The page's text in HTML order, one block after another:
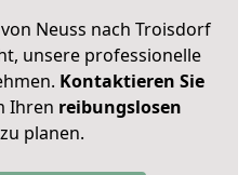
Neuss nach Troisdorf
unsere professionelle
Kontaktieren Sie
Ihren reibungslosen
zu planen.